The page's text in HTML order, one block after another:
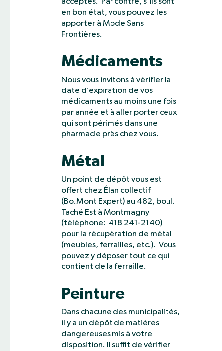
acceptés. Par contre, s’ils sont
en bon état, vous pouvez les
apporter à Mode Sans
Frontières.
Médicaments
Nous vous invitons à vérifier la
date d’expiration de vos
médicaments au moins une fois
par année et à aller porter ceux
qui sont périmés dans une
pharmacie près chez vous.
Métal
Un point de dépôt vous est
offert chez Élan collectif
(Bo.Mont Expert) au 482, boul.
Taché Est à Montmagny
(téléphone: 418 241-2140)
pour la récupération de métal
(meubles, ferrailles, etc.). Vous
pouvez y déposer tout ce qui
contient de la ferraille.
Peinture
Dans chacune des municipalités,
il y a un dépôt de matières
dangereuses mis à votre
disposition. Il suffit de vérifier